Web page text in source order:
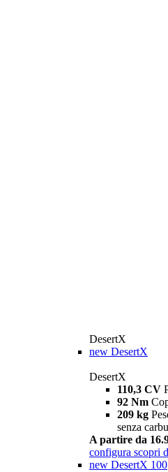
DesertX
new DesertX
DesertX
110,3 CV
92 Nm
209 kg
senza
A partire da
configura scopri
new DesertX 100